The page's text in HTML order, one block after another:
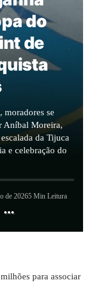
do
de
moradores se
Aníbal Moreira,
da Tijuca
e celebração do
de 20265 Min Leitura
para associar